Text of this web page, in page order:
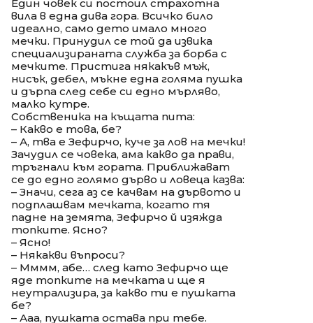
Един човек си постоил страхотна
вила в една дива гора. Всичко било
идеално, само дето имало много
мечки. Принудил се той да извика
специализираната служба за борба с
мечките. Пристига някакъв мъж,
нисък, дебел, мъкне една голяма пушка
и дърпа след себе си едно мърляво,
малко кутре.
Собственика на къщата пита:
– Какво е това, бе?
– А, тва е Зефирчо, куче за лов на мечки!
Зачудил се човека, ама какво да прави,
тръгнали към гората. Приближават
се до едно голямо дърво и ловеца казва:
– Значи, сега аз се качвам на дървото и
подплашвам мечката, когато тя
падне на земята, Зефирчо й изяжда
топките. Ясно?
– Ясно!
– Някакви въпроси?
– Мммм, абе… след като Зефирчо ще
яде топките на мечката и ще я
неутрализира, за какво ти е пушката
бе?
– Ааа, пушката остава при тебе.